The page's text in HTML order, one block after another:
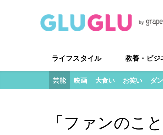
ライフスタイル 教養・ビジ
芸能 映画 大食い お笑い ダ
「ファンのこ